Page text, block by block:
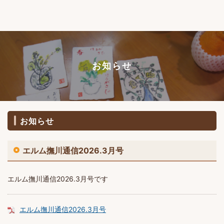
お知らせ
お知らせ
エルム撫川通信2026.3月号
エルム撫川通信2026.3月号です
エルム撫川通信2026.3月号